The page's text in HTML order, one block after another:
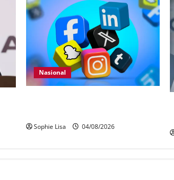
Nasional
Sophie Lisa 04/08/2026